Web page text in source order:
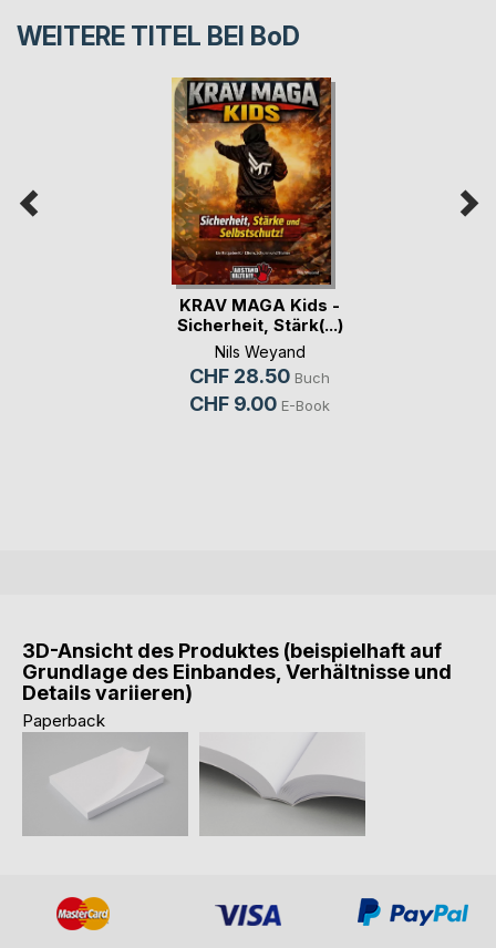
WEITERE TITEL BEI BoD
KRAV MAGA Kids -
Sicherheit, Stärk(...)
Nils Weyand
CHF 28.50 Buch
CHF 9.00 E-Book
3D-Ansicht des Produktes (beispielhaft auf
Grundlage des Einbandes, Verhältnisse und
Details variieren)
Paperback